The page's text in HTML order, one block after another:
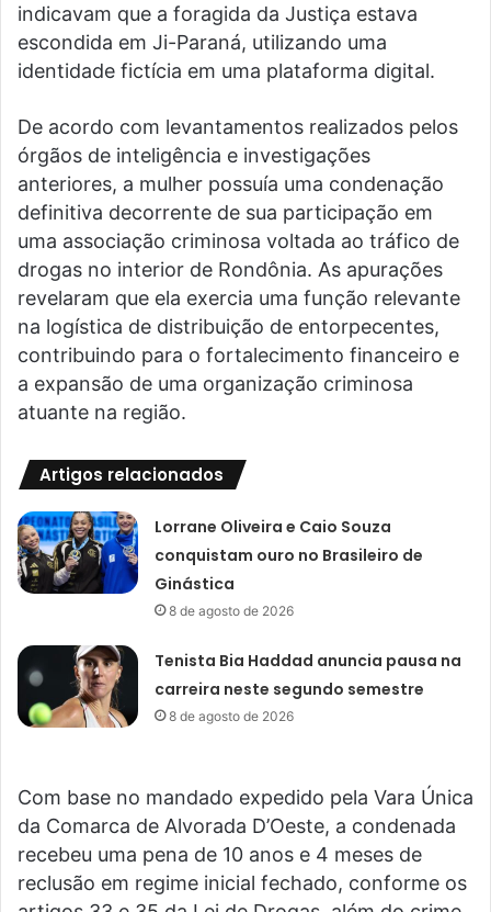
indicavam que a foragida da Justiça estava
escondida em Ji-Paraná, utilizando uma
identidade fictícia em uma plataforma digital.
De acordo com levantamentos realizados pelos
órgãos de inteligência e investigações
anteriores, a mulher possuía uma condenação
definitiva decorrente de sua participação em
uma associação criminosa voltada ao tráfico de
drogas no interior de Rondônia. As apurações
revelaram que ela exercia uma função relevante
na logística de distribuição de entorpecentes,
contribuindo para o fortalecimento financeiro e
a expansão de uma organização criminosa
atuante na região.
Artigos relacionados
Lorrane Oliveira e Caio Souza
conquistam ouro no Brasileiro de
Ginástica
8 de agosto de 2026
Tenista Bia Haddad anuncia pausa na
carreira neste segundo semestre
8 de agosto de 2026
Com base no mandado expedido pela Vara Única
da Comarca de Alvorada D’Oeste, a condenada
recebeu uma pena de 10 anos e 4 meses de
reclusão em regime inicial fechado, conforme os